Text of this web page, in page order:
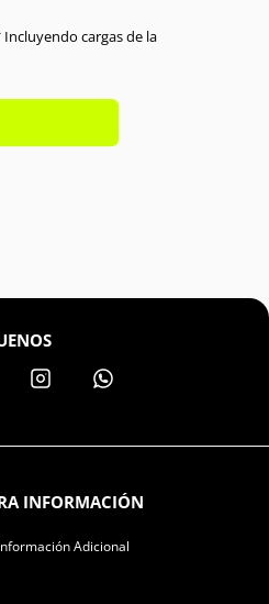
cargas de la
INFORMACIÓN
Adicional